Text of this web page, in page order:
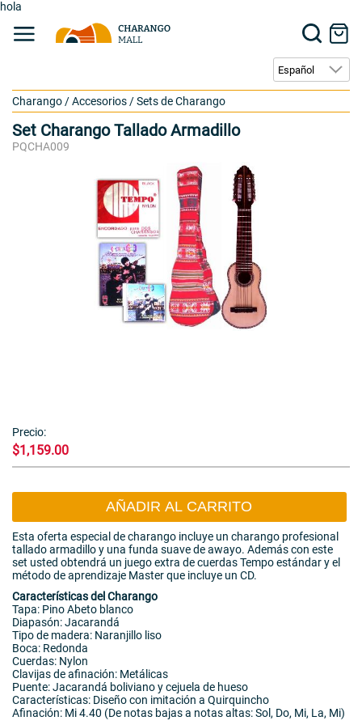
hola
Charango /Accesorios /Sets de Charango
Set Charango Tallado Armadillo
PQCHA009
Precio:
$1,159.00
AÑADIR AL CARRITO
Esta oferta especial de charango incluye un charango profesional
tallado armadillo y una funda suave de awayo. Además con este
set usted obtendrá un juego extra de cuerdas Tempo estándar y el
método de aprendizaje Master que incluye un CD.
Características del Charango
Tapa: Pino Abeto blanco
Diapasón: Jacarandá
Tipo de madera: Naranjillo liso
Boca: Redonda
Cuerdas: Nylon
Clavijas de afinación: Metálicas
Puente: Jacarandá boliviano y cejuela de hueso
Características: Diseño con imitación a Quirquincho
Afinación: Mi 4.40 (De notas bajas a notas altas: Sol, Do, Mi, La, Mi)